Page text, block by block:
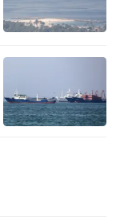
。
会场启动，赣